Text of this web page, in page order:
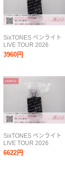
SixTONES ペンライト
LIVE TOUR 2026
MILESixTONES オリジ
ナルペンライト [良品]
3960円
SixTONES ペンライト
LIVE TOUR 2026
MILESixTONES オリジ
ナルペンライト [良品]
6622円